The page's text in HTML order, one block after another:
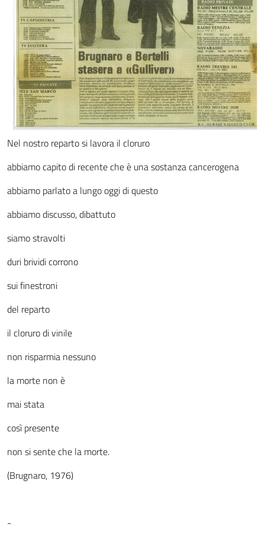
Nel nostro reparto si lavora il cloruro
abbiamo capito di recente che è una sostanza cancerogena
abbiamo parlato a lungo oggi di questo
abbiamo discusso, dibattuto
siamo stravolti
duri brividi corrono
sui finestroni
del reparto
il cloruro di vinile
non risparmia nessuno
la morte non è
mai stata
così presente
non si sente che la morte.
(Brugnaro, 1976)
-